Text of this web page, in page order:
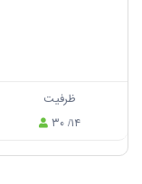
ظرفیت
۳۰ /۱۴